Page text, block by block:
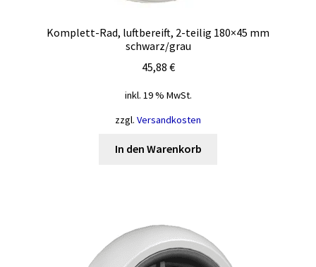
Komplett-Rad, luftbereift, 2-teilig 180×45 mm
schwarz/grau
45,88 €
inkl. 19 % MwSt.
zzgl. Versandkosten
In den Warenkorb